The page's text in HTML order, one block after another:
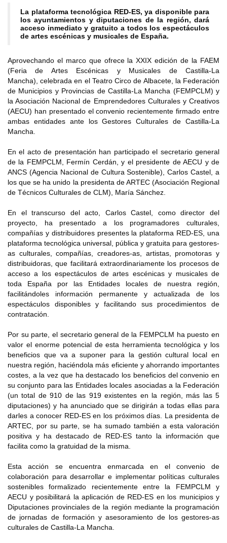
La plataforma tecnológica RED-ES, ya disponible para
los ayuntamientos y diputaciones de la región, dará
acceso inmediato y gratuito a todos los espectáculos
de artes escénicas y musicales de España.
Aprovechando el marco que ofrece la XXIX edición de la FAEM
(Feria de Artes Escénicas y Musicales de Castilla-La
Mancha), celebrada en el Teatro Circo de Albacete, la Federación
de Municipios y Provincias de Castilla-La Mancha (FEMPCLM) y
la Asociación Nacional de Emprendedores Culturales y Creativos
(AECU) han presentado el convenio recientemente firmado entre
ambas entidades ante los Gestores Culturales de Castilla-La
Mancha.
En el acto de presentación han participado el secretario general
de la FEMPCLM, Fermín Cerdán, y el presidente de AECU y de
ANCS (Agencia Nacional de Cultura Sostenible), Carlos Castel, a
los que se ha unido la presidenta de ARTEC (Asociación Regional
de Técnicos Culturales de CLM), María Sánchez.
En el transcurso del acto, Carlos Castel, como director del
proyecto, ha presentado a los programadores culturales,
compañías y distribuidores presentes la plataforma RED-ES, una
plataforma tecnológica universal, pública y gratuita para gestores-
as culturales, compañías, creadores-as, artistas, promotoras y
distribuidoras, que facilitará extraordinariamente los procesos de
acceso a los espectáculos de artes escénicas y musicales de
toda España por las Entidades locales de nuestra región,
facilitándoles información permanente y actualizada de los
espectáculos disponibles y facilitando sus procedimientos de
contratación.
Por su parte, el secretario general de la FEMPCLM ha puesto en
valor el enorme potencial de esta herramienta tecnológica y los
beneficios que va a suponer para la gestión cultural local en
nuestra región, haciéndola más eficiente y ahorrando importantes
costes, a la vez que ha destacado los beneficios del convenio en
su conjunto para las Entidades locales asociadas a la Federación
(un total de 910 de las 919 existentes en la región, más las 5
diputaciones) y ha anunciado que se dirigirán a todas ellas para
darles a conocer RED-ES en los próximos días. La presidenta de
ARTEC, por su parte, se ha sumado también a esta valoración
positiva y ha destacado de RED-ES tanto la información que
facilita como la gratuidad de la misma.
Esta acción se encuentra enmarcada en el convenio de
colaboración para desarrollar e implementar políticas culturales
sostenibles formalizado recientemente entre la FEMPCLM y
AECU y posibilitará la aplicación de RED-ES en los municipios y
Diputaciones provinciales de la región mediante la programación
de jornadas de formación y asesoramiento de los gestores-as
culturales de Castilla-La Mancha.